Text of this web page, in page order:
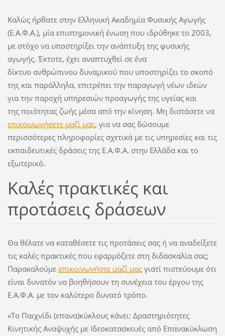
Καλώς ήρθατε στην Ελληνική Ακαδημία Φυσικής Αγωγής
(Ε.Α.Φ.Α.), μία επιστημονική ένωση που ιδρύθηκε το 2003,
με στόχο να υποστηρίξει την ανάπτυξη της φυσικής
αγωγής. Έκτοτε, έχει αναπτυχθεί σε ένα
δίκτυο ανθρώπινου δυναμικού που υποστηρίζει το σκοπό
της και παράλληλα, επιτρέπει την παραγωγή νέων ιδεών
για την παροχή υπηρεσιών προαγωγής της υγείας και
της ποιότητας ζωής μέσα από την κίνηση. Μη διστάσετε να
επικοινωνήσετε μαζί μας, για να σας δώσουμε
περισσότερες πληροφορίες σχετικά με τις υπηρεσίες και τις
εκπαιδευτικές δράσεις της Ε.Α.Φ.Α. στην Ελλάδα και το
εξωτερικό.
Καλές πρακτικές και
προτάσεις δράσεων
Θα θέλατε να καταθέσετε τις προτάσεις σας ή να αναδείξετε
τις καλές πρακτικές που εφαρμόζετε στη διδασκαλία σας;
Παρακαλούμε επικοινωνήστε μαζί μαςγιατί πιστεύουμε ότι
είναι δυνατόν να βοηθήσουν τη συνέχεια του έργου της
Ε.Α.Φ.Α. με τον καλύτερο δυνατό τρόπο.
«Το Παιχνίδι (επανα)κύκλους κάνει: Δραστηριότητες
Κινητικής Αναψυχής με Ιδεοκατασκευές από Επανακύκλωση